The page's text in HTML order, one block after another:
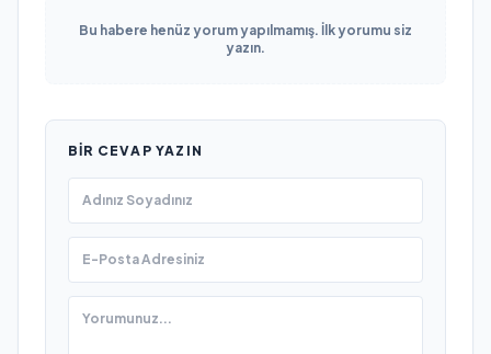
Bu habere henüz yorum yapılmamış. İlk yorumu siz
yazın.
BIR CEVAP YAZIN